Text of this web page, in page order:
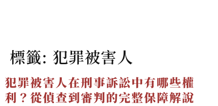
標籤: 犯罪被害人
犯罪被害人在刑事訴訟中有哪些權
利？從偵查到審判的完整保障解說